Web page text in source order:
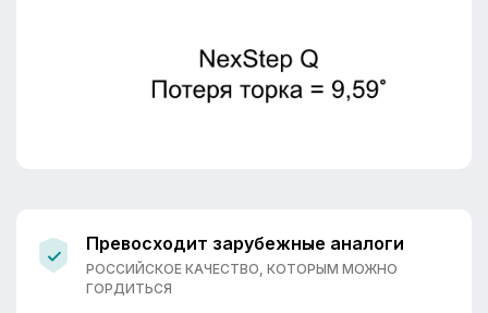
Превосходит зарубежные аналоги
РОССИЙСКОЕ КАЧЕСТВО, КОТОРЫМ МОЖНО
ГОРДИТЬСЯ